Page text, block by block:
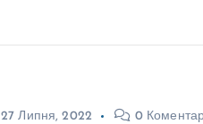
27 Липня, 2022 0